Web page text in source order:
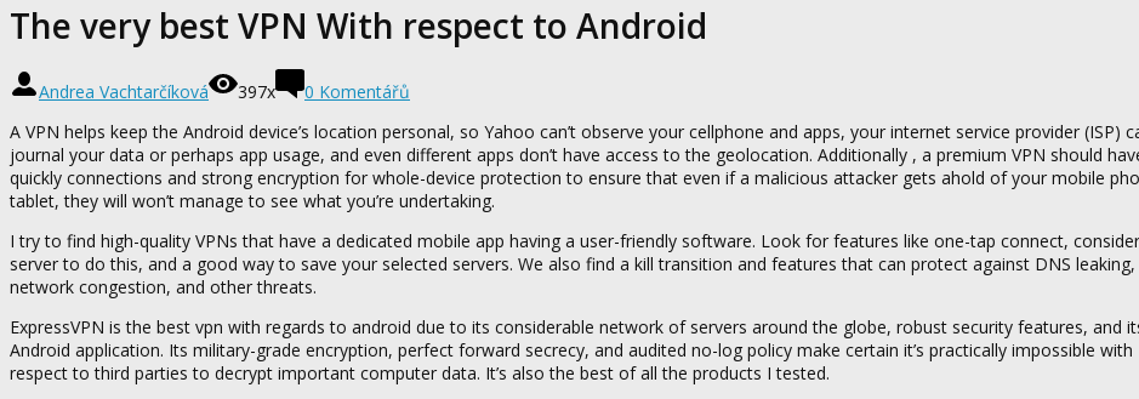
The very best VPN With respect to Android
Andrea Vachtarčíková 397x
0 Komentářů
A VPN helps keep the Android device’s location personal, so Yahoo can’t observe your cellphone and apps, your internet service provider (ISP)
journal your data or perhaps app usage, and even different apps don’t have access to the geolocation. Additionally , a premium VPN should
quickly connections and strong encryption for whole-device protection to ensure that even if a malicious attacker gets ahold of your mobile
tablet, they will won’t manage to see what you’re undertaking.
I try to find high-quality VPNs that have a dedicated mobile app having a user-friendly software. Look for features like one-tap connect,
server to do this, and a good way to save your selected servers. We also find a kill transition and features that can protect against DNS leaking,
network congestion, and other threats.
ExpressVPN is the best vpn with regards to android due to its considerable network of servers around the globe, robust security features, and
Android application. Its military-grade encryption, perfect forward secrecy, and audited no-log policy make certain it’s practically impossible with
respect to third parties to decrypt important computer data. It’s also the best of all the products I tested.